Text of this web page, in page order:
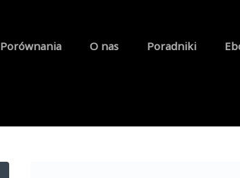
Porównania O nas Poradniki